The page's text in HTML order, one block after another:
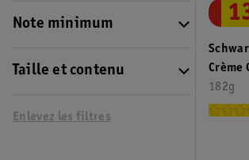
Note minimum
Taille et contenu
Enlevez les filtres
Crème
Blond
182g